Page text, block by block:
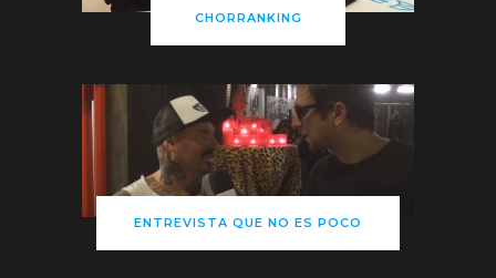
CHORRANKING
ENTREVISTA QUE NO ES POCO